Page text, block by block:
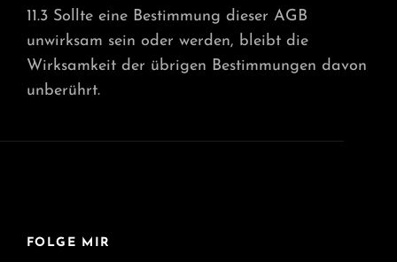
11.3 Sollte eine Bestimmung dieser AGB
unwirksam sein oder werden, bleibt die
Wirksamkeit der übrigen Bestimmungen davon
unberührt.
FOLGE MIR